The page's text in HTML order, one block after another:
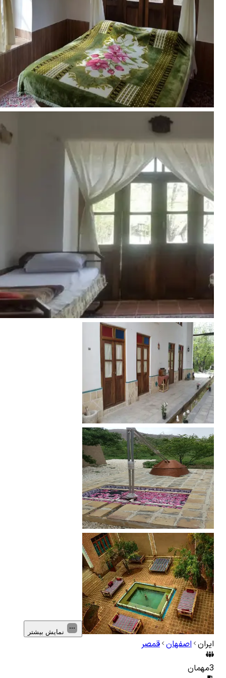
نمایش بیشتر
ایران اصفهان قمصر
3مهمان